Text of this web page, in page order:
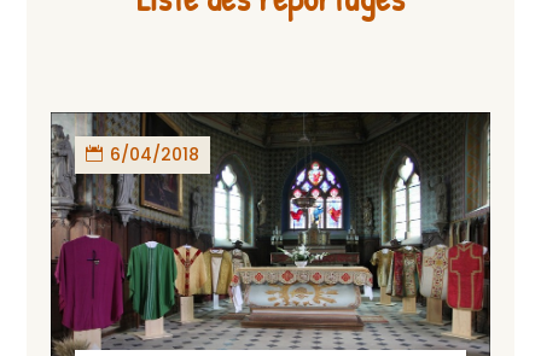
6/04/2018